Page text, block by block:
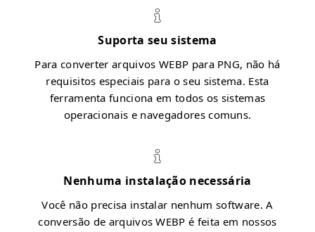
Suporta seu sistema
Para converter arquivos WEBP para PNG, não há
requisitos especiais para o seu sistema. Esta
ferramenta funciona em todos os sistemas
operacionais e navegadores comuns.
Nenhuma instalação necessária
Você não precisa instalar nenhum software. A
conversão de arquivos WEBP é feita em nossos